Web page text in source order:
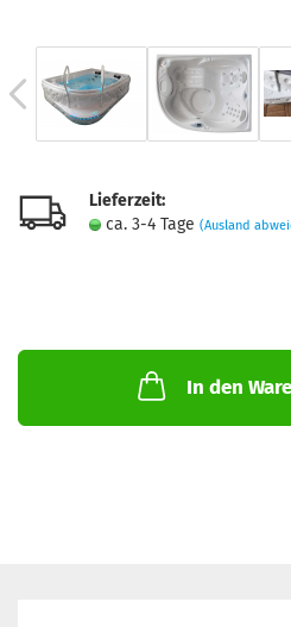
Lieferzeit:
ca. 3-4 Tage (Ausland
In den